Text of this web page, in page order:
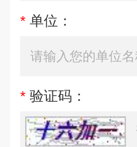
* 单位：
* 验证码：